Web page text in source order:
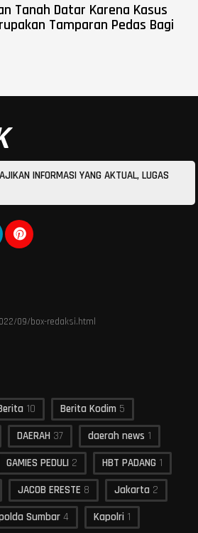
Tanah Datar Karena Kasus
Tamparan Pedas Bagi
INFORMASI YANG AKTUAL, LUGAS
09/box-redaksi.html
10 Berita Kodim 5
DAERAH 37 daerah news 1
GAMIES PEDULI 2 HBT PADANG 1
JACOB ERESTE 8 Jakarta 2
Sumbar 4 Kapolri 1